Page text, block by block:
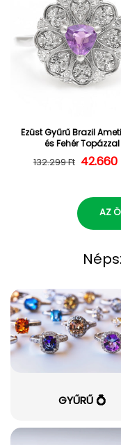
Ezüst Gyűrű Brazil
és Fehér Topázzal
132.299 Ft 42.660
AZ
GYŰRŰ 💍